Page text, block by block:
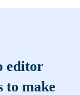
editor
to make